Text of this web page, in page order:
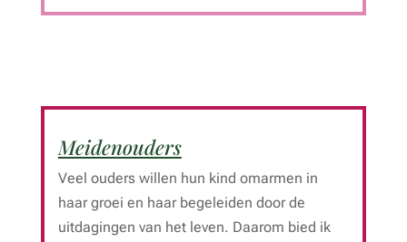
Meidenouders
Veel ouders willen hun kind omarmen in
haar groei en haar begeleiden door de
uitdagingen van het leven. Daarom bied ik